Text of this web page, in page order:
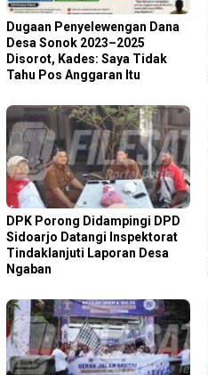
Dugaan Penyelewengan Dana
Desa Sonok 2023–2025
Disorot, Kades: Saya Tidak
Tahu Pos Anggaran Itu
DPK Porong Didampingi DPD
Sidoarjo Datangi Inspektorat
Tindaklanjuti Laporan Desa
Ngaban